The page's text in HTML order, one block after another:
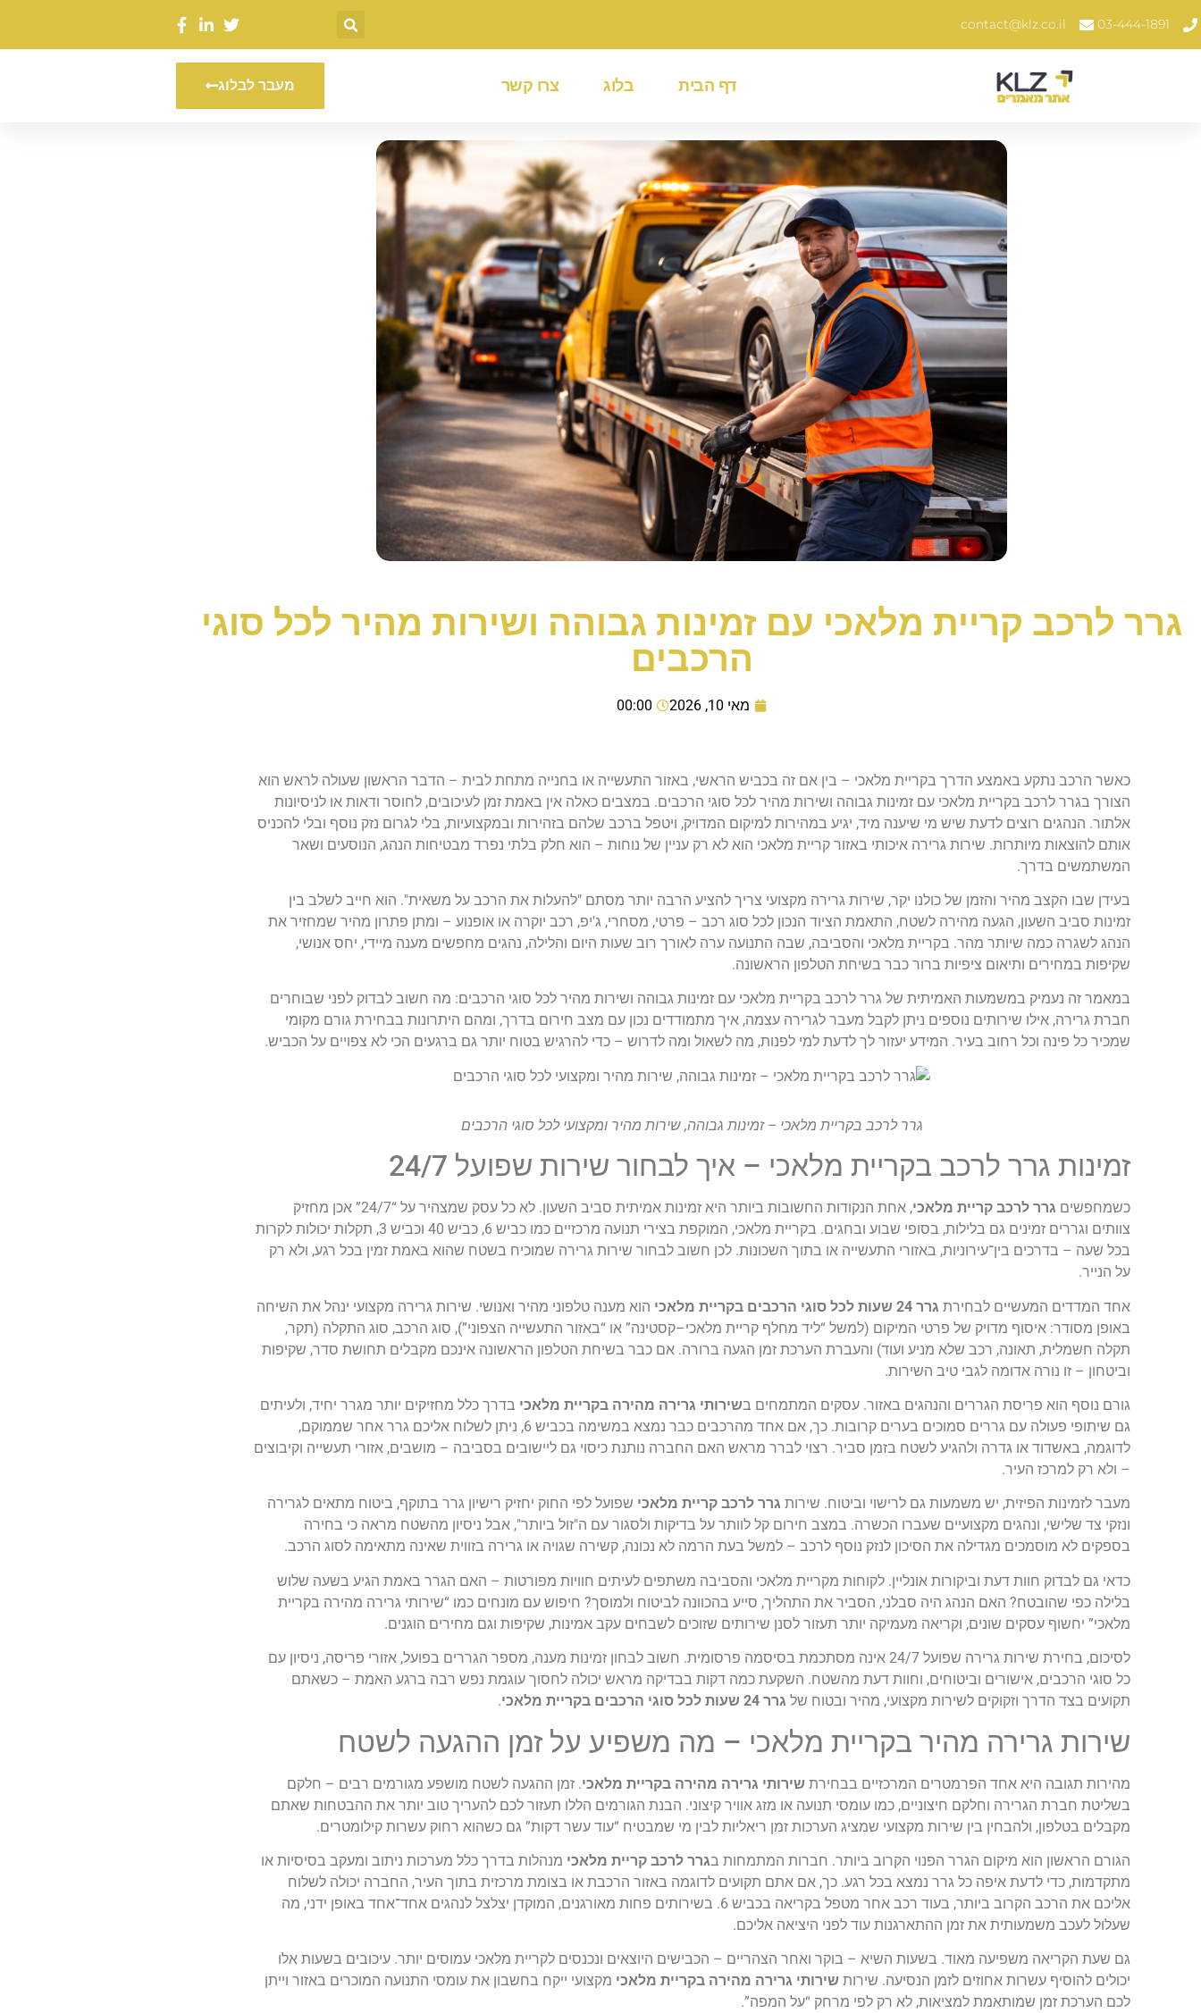
03-444-1891
contact@klz.co.il
דף הבית בלוג צרו קשר מעבר לבלוג
גרר לרכב קריית מלאכי עם זמינות גבוהה ושירות מהיר לכל סוגי
הרכבים
מאי 10, 2026 00:00
כאשר הרכב נתקע באמצע הדרך בקריית מלאכי – בין אם זה בכביש הראשי, באזור התעשייה או בחנייה מתחת לבית – הדבר הראשון שעולה לראש הוא
הצורך בגרר לרכב בקריית מלאכי עם זמינות גבוהה ושירות מהיר לכל סוגי הרכבים. במצבים כאלה אין באמת זמן לעיכובים, לחוסר ודאות או לניסיונות
אלתור. הנהגים רוצים לדעת שיש מי שיענה מיד, יגיע במהירות למיקום המדויק, ויטפל ברכב שלהם בזהירות ובמקצועיות, בלי לגרום נזק נוסף ובלי להכניס
אותם להוצאות מיותרות. שירות גרירה איכותי באזור קריית מלאכי הוא לא רק עניין של נוחות – הוא חלק בלתי נפרד מבטיחות הנהג, הנוסעים ושאר
המשתמשים בדרך.
בעידן שבו הקצב מהיר והזמן של כולנו יקר, שירות גרירה מקצועי צריך להציע הרבה יותר מסתם "להעלות את הרכב על משאית". הוא חייב לשלב בין
זמינות סביב השעון, הגעה מהירה לשטח, התאמת הציוד הנכון לכל סוג רכב – פרטי, מסחרי, ג'יפ, רכב יוקרה או אופנוע – ומתן פתרון מהיר שמחזיר את
הנהג לשגרה כמה שיותר מהר. בקריית מלאכי והסביבה, שבה התנועה ערה לאורך רוב שעות היום והלילה, נהגים מחפשים מענה מיידי, יחס אנושי,
שקיפות במחירים ותיאום ציפיות ברור כבר בשיחת הטלפון הראשונה.
במאמר זה נעמיק במשמעות האמיתית של גרר לרכב בקריית מלאכי עם זמינות גבוהה ושירות מהיר לכל סוגי הרכבים: מה חשוב לבדוק לפני שבוחרים
חברת גרירה, אילו שירותים נוספים ניתן לקבל מעבר לגרירה עצמה, איך מתמודדים נכון עם מצב חירום בדרך, ומהם היתרונות בבחירת גורם מקומי
שמכיר כל פינה וכל רחוב בעיר. המידע יעזור לך לדעת למי לפנות, מה לשאול ומה לדרוש – כדי להרגיש בטוח יותר גם ברגעים הכי לא צפויים על הכביש.
גרר לרכב בקריית מלאכי – זמינות גבוהה, שירות מהיר ומקצועי לכל סוגי הרכבים
זמינות גרר לרכב בקריית מלאכי – איך לבחור שירות שפועל 24/7
כשמחפשים גרר לרכב קריית מלאכי
, אחת הנקודות החשובות ביותר היא זמינות אמיתית סביב השעון. לא כל עסק שמצהיר על “24/7” אכן מחזיק
צוותים וגררים זמינים גם בלילות, בסופי שבוע ובחגים. בקריית מלאכי, המוקפת בצירי תנועה מרכזיים כמו כביש 6, כביש 40 וכביש 3, תקלות יכולות לקרות
בכל שעה – בדרכים בין־עירוניות, באזורי התעשייה או בתוך השכונות. לכן חשוב לבחור שירות גרירה שמוכיח בשטח שהוא באמת זמין בכל רגע, ולא רק
על הנייר.
אחד המדדים המעשיים לבחירת גרר 24 שעות לכל סוגי הרכבים בקריית מלאכי
הוא מענה טלפוני מהיר ואנושי. שירות גרירה מקצועי ינהל את השיחה
באופן מסודר: איסוף מדויק של פרטי המיקום (למשל “ליד מחלף קריית מלאכי–קסטינה” או “באזור התעשייה הצפוני”), סוג הרכב, סוג התקלה (תקר,
תקלה חשמלית, תאונה, רכב שלא מניע ועוד) והעברת הערכת זמן הגעה ברורה. אם כבר בשיחת הטלפון הראשונה אינכם מקבלים תחושת סדר, שקיפות
וביטחון – זו נורה אדומה לגבי טיב השירות.
גורם נוסף הוא פריסת הגררים והנהגים באזור. עסקים המתמחים בשירותי גרירה מהירה בקריית מלאכי בדרך כלל מחזיקים יותר מגרר יחיד, ולעיתים
גם שיתופי פעולה עם גררים סמוכים בערים קרובות. כך, אם אחד מהרכבים כבר נמצא במשימה בכביש 6, ניתן לשלוח אליכם גרר אחר שממוקם,
לדוגמה, באשדוד או גדרה ולהגיע לשטח בזמן סביר. רצוי לברר מראש האם החברה נותנת כיסוי גם ליישובים בסביבה – מושבים, אזורי תעשייה וקיבוצים
– ולא רק למרכז העיר.
מעבר לזמינות הפיזית, יש משמעות גם לרישוי וביטוח. שירות גרר לרכב קריית מלאכי שפועל לפי החוק יחזיק רישיון גרר בתוקף, ביטוח מתאים לגרירה
ונזקי צד שלישי, ונהגים מקצועיים שעברו הכשרה. במצב חירום קל לוותר על בדיקות ולסגור עם ה"זול ביותר", אבל ניסיון מהשטח מראה כי בחירה
בספקים לא מוסמכים מגדילה את הסיכון לנזק נוסף לרכב – למשל בעת הרמה לא נכונה, קשירה שגויה או גרירה בזווית שאינה מתאימה לסוג הרכב.
כדאי גם לבדוק חוות דעת וביקורות אונליין. לקוחות מקריית מלאכי והסביבה משתפים לעיתים חוויות מפורטות – האם הגרר באמת הגיע בשעה שלוש
בלילה כפי שהובטח? האם הנהג היה סבלני, הסביר את התהליך, סייע בהכוונה לביטוח ולמוסך? חיפוש עם מונחים כמו “שירותי גרירה מהירה בקריית
מלאכי” יחשוף עסקים שונים, וקריאה מעמיקה יותר תעזור לסנן שירותים שזוכים לשבחים עקב אמינות, שקיפות וגם מחירים הוגנים.
לסיכום, בחירת שירות גרירה שפועל 24/7 אינה מסתכמת בסיסמה פרסומית. חשוב לבחון זמינות מענה, מספר הגררים בפועל, אזורי פריסה, ניסיון עם
כל סוגי הרכבים, אישורים וביטוחים, וחוות דעת מהשטח. השקעת כמה דקות בבדיקה מראש יכולה לחסוך עוגמת נפש רבה ברגע האמת – כשאתם
תקועים בצד הדרך וזקוקים לשירות מקצועי, מהיר ובטוח של גרר 24 שעות לכל סוגי הרכבים בקריית מלאכי .
שירות גרירה מהיר בקריית מלאכי – מה משפיע על זמן ההגעה לשטח
מהירות תגובה היא אחד הפרמטרים המרכזיים בבחירת שירותי גרירה מהירה בקריית מלאכי. זמן ההגעה לשטח מושפע מגורמים רבים – חלקם
בשליטת חברת הגרירה וחלקם חיצוניים, כמו עומסי תנועה או מזג אוויר קיצוני. הבנת הגורמים הללו תעזור לכם להעריך טוב יותר את ההבטחות שאתם
מקבלים בטלפון, ולהבחין בין שירות מקצועי שמציג הערכות זמן ריאליות לבין מי שמבטיח “עוד עשר דקות” גם כשהוא רחוק עשרות קילומטרים.
הגורם הראשון הוא מיקום הגרר הפנוי הקרוב ביותר. חברות המתמחות בגרר לרכב קריית מלאכי מנהלות בדרך כלל מערכות ניתוב ומעקב בסיסיות או
מתקדמות, כדי לדעת איפה כל גרר נמצא בכל רגע. כך, אם אתם תקועים לדוגמה באזור הרכבת או בצומת מרכזית בתוך העיר, החברה יכולה לשלוח
אליכם את הרכב הקרוב ביותר, בעוד רכב אחר מטפל בקריאה בכביש 6. בשירותים פחות מאורגנים, המוקדן יצלצל לנהגים אחד־אחד באופן ידני, מה
שעלול לעכב משמעותית את זמן ההתארגנות עוד לפני היציאה אליכם.
גם שעת הקריאה משפיעה מאוד. בשעות השיא – בוקר ואחר הצהריים – הכבישים היוצאים ונכנסים לקריית מלאכי עמוסים יותר. עיכובים בשעות אלו
יכולים להוסיף עשרות אחוזים לזמן הנסיעה. שירות שירותי גרירה מהירה בקריית מלאכי מקצועי ייקח בחשבון את עומסי התנועה המוכרים באזור וייתן
לכם הערכת זמן שמותאמת למציאות, לא רק לפי מרחק “על המפה”.